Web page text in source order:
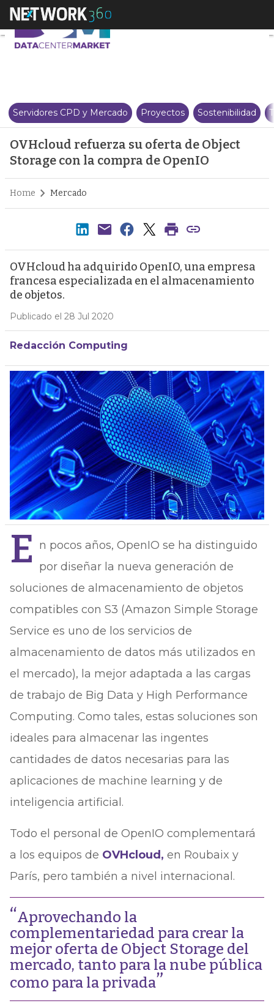
OVHcloud refuerza su oferta
Servidores CPD y Mercado Proyectos Sostenibilidad
OVHcloud refuerza su oferta de Object
Storage con la compra de OpenIO
Home Mercado
OVHcloud ha adquirido OpenIO, una empresa
francesa especializada en el almacenamiento
de objetos.
Publicado el 28 Jul 2020
Redacción Computing
E n pocos años, OpenIO se ha distinguido
por diseñar la nueva generación de
soluciones de almacenamiento de objetos
compatibles con S3 (Amazon Simple Storage
Service es uno de los servicios de
almacenamiento de datos más utilizados en
el mercado), la mejor adaptada a las cargas
de trabajo de Big Data y High Performance
Computing. Como tales, estas soluciones son
ideales para almacenar las ingentes
cantidades de datos necesarias para las
aplicaciones de machine learning y de
inteligencia artificial.
Todo el personal de OpenIO complementará
a los equipos de OVHcloud, en Roubaix y
París, pero también a nivel internacional.
Aprovechando la
complementariedad para crear la
mejor oferta de Object Storage del
mercado, tanto para la nube pública
como para la privada